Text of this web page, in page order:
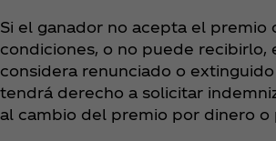
Si el ganador no acepta el premio
condiciones, o no puede recibirlo,
considera renunciado o
tendrá derecho a solicitar
al cambio del premio por dinero o